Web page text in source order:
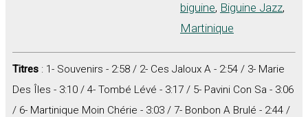
biguine, Biguine Jazz,
Martinique
Titres : 1- Souvenirs - 2:58 / 2- Ces Jaloux A - 2:54 / 3- Marie
Des Îles - 3:10 / 4- Tombé Lévé - 3:17 / 5- Pavini Con Sa - 3:06
/ 6- Martinique Moin Chérie - 3:03 / 7- Bonbon A Brulé - 2:44 /